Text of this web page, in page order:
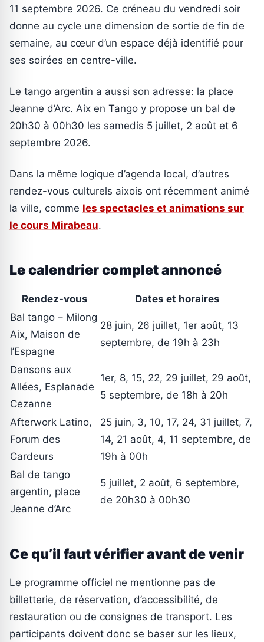
11 septembre 2026. Ce créneau du vendredi soir
donne au cycle une dimension de sortie de fin de
semaine, au cœur d’un espace déjà identifié pour
ses soirées en centre-ville.
Le tango argentin a aussi son adresse: la place
Jeanne d’Arc. Aix en Tango y propose un bal de
20h30 à 00h30 les samedis 5 juillet, 2 août et 6
septembre 2026.
Dans la même logique d’agenda local, d’autres
rendez-vous culturels aixois ont récemment animé
la ville, comme les spectacles et animations sur
le cours Mirabeau.
Le calendrier complet annoncé
Rendez-vous
Dates et horaires
Bal tango – Milong
Aix, Maison de
l’Espagne
28 juin, 26 juillet, 1er août, 13
septembre, de 19h à 23h
Dansons aux
Allées, Esplanade
Cezanne
1er, 8, 15, 22, 29 juillet, 29 août,
5 septembre, de 18h à 20h
Afterwork Latino,
Forum des
Cardeurs
25 juin, 3, 10, 17, 24, 31 juillet, 7,
14, 21 août, 4, 11 septembre, de
19h à 00h
Bal de tango
argentin, place
Jeanne d’Arc
5 juillet, 2 août, 6 septembre,
de 20h30 à 00h30
Ce qu’il faut vérifier avant de venir
Le programme officiel ne mentionne pas de
billetterie, de réservation, d’accessibilité, de
restauration ou de consignes de transport. Les
participants doivent donc se baser sur les lieux,